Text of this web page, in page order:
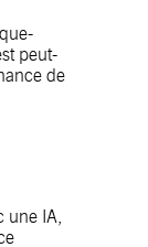
peut-
de
une IA,